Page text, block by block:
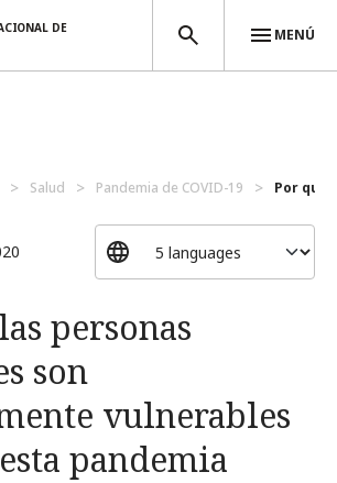
DE
MENÚ
Salud Pandemia de COVID-19 Por qué
personas
son
vulnerables
pandemia